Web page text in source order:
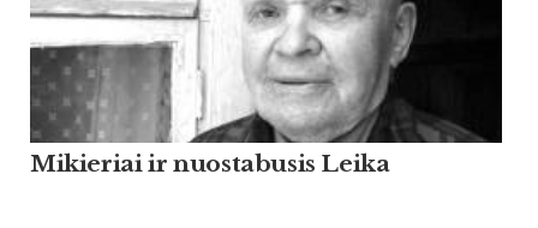
Mikieriai ir nuostabusis Leika